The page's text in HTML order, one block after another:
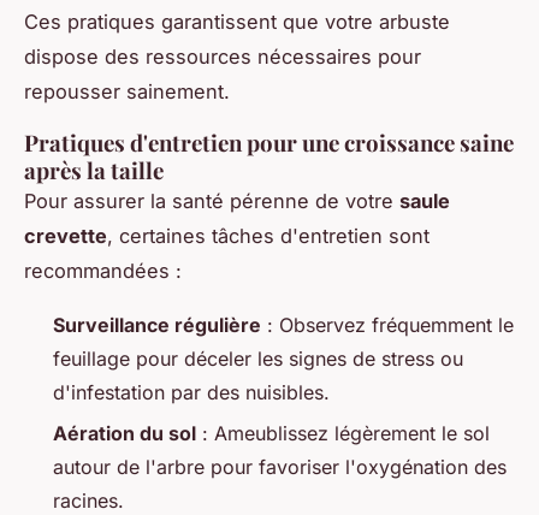
Ces pratiques garantissent que votre arbuste
dispose des ressources nécessaires pour
repousser sainement.
Pratiques d'entretien pour une croissance saine
après la taille
Pour assurer la santé pérenne de votre saule
crevette, certaines tâches d'entretien sont
recommandées :
Surveillance régulière : Observez fréquemment le
feuillage pour déceler les signes de stress ou
d'infestation par des nuisibles.
Aération du sol : Ameublissez légèrement le sol
autour de l'arbre pour favoriser l'oxygénation des
racines.